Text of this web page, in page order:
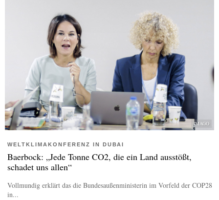
IMAGO
WELTKLIMAKONFERENZ IN DUBAI
Baerbock: „Jede Tonne CO2, die ein Land ausstößt,
schadet uns allen“
Vollmundig erklärt das die Bundesaußenministerin im Vorfeld der COP28
in...